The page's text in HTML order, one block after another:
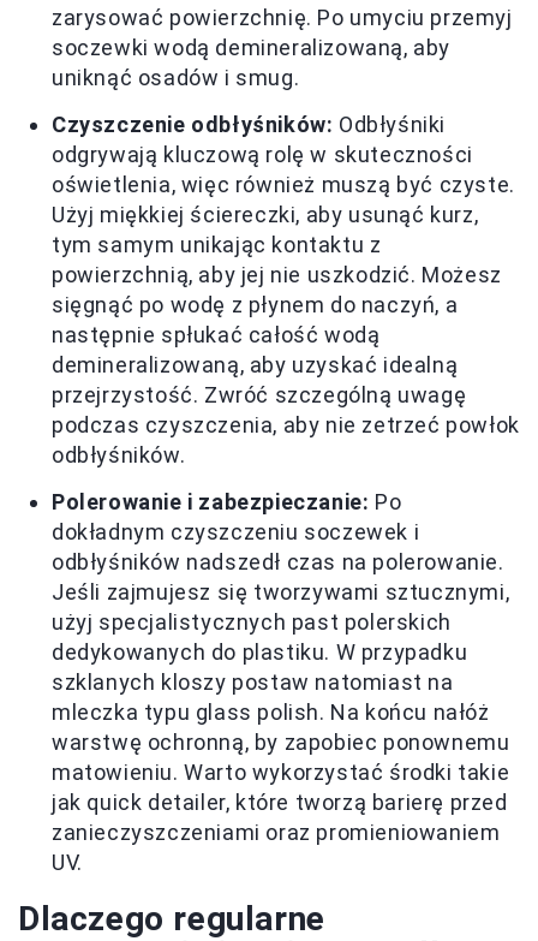
zarysować powierzchnię. Po umyciu przemyj
soczewki wodą demineralizowaną, aby
uniknąć osadów i smug.
Czyszczenie odbłyśników: Odbłyśniki
odgrywają kluczową rolę w skuteczności
oświetlenia, więc również muszą być czyste.
Użyj miękkiej ściereczki, aby usunąć kurz,
tym samym unikając kontaktu z
powierzchnią, aby jej nie uszkodzić. Możesz
sięgnąć po wodę z płynem do naczyń, a
następnie spłukać całość wodą
demineralizowaną, aby uzyskać idealną
przejrzystość. Zwróć szczególną uwagę
podczas czyszczenia, aby nie zetrzeć powłok
odbłyśników.
Polerowanie i zabezpieczanie: Po
dokładnym czyszczeniu soczewek i
odbłyśników nadszedł czas na polerowanie.
Jeśli zajmujesz się tworzywami sztucznymi,
użyj specjalistycznych past polerskich
dedykowanych do plastiku. W przypadku
szklanych kloszy postaw natomiast na
mleczka typu glass polish. Na końcu nałóż
warstwę ochronną, by zapobiec ponownemu
matowieniu. Warto wykorzystać środki takie
jak quick detailer, które tworzą barierę przed
zanieczyszczeniami oraz promieniowaniem
UV.
Dlaczego regularne